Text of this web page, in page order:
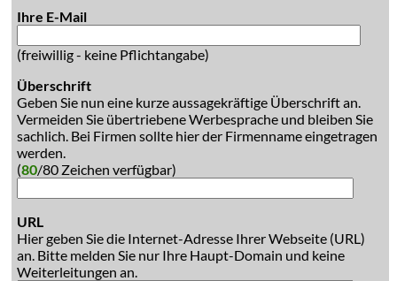
Ihre E-Mail
(freiwillig - keine Pflichtangabe)
Überschrift
Geben Sie nun eine kurze aussagekräftige Überschrift an.
Vermeiden Sie übertriebene Werbesprache und bleiben Sie
sachlich. Bei Firmen sollte hier der Firmenname eingetragen
werden.
(80/80 Zeichen verfügbar)
URL
Hier geben Sie die Internet-Adresse Ihrer Webseite (URL)
an. Bitte melden Sie nur Ihre Haupt-Domain und keine
Weiterleitungen an.